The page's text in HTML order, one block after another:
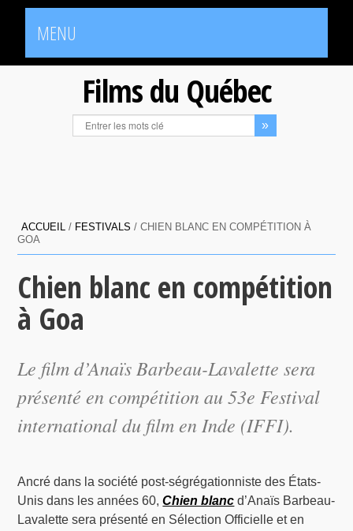
MENU
Films du Québec
ACCUEIL / FESTIVALS /CHIEN BLANC EN COMPÉTITION À
GOA
Chien blanc en compétition
à Goa
Le film d’Anaïs Barbeau-Lavalette sera
présenté en compétition au 53e Festival
international du film en Inde (IFFI).
Ancré dans la société post-ségrégationniste des États-
Unis dans les années 60,Chien blanc d’Anaïs Barbeau-
Lavalette sera présenté en Sélection Officielle et en